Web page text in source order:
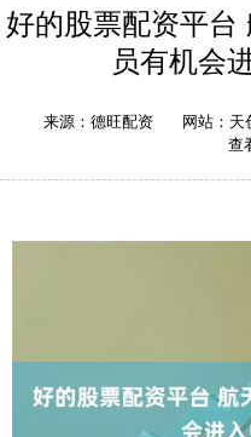
好的股票配资平台
员有机会
来源：德旺配资 网站：天
查